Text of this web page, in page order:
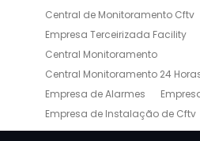
Central de Monitoramento Cftv
Empresa Terceirizada Facility
Central Monitoramento
Central Monitoramento 24
Empresa de Alarmes
Empresa de Instalação de Cftv
Empresa de Limpeza e Portaria